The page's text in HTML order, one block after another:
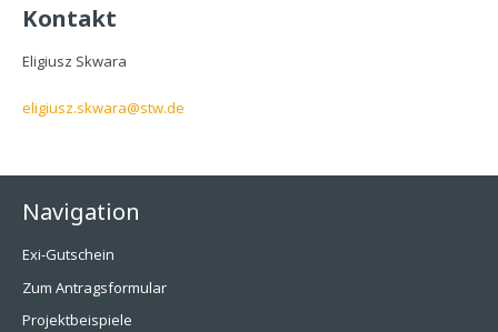
Kontakt
Eligiusz Skwara
eligiusz.skwara@stw.de
Navigation
Exi-Gutschein
Zum Antragsformular
Projektbeispiele